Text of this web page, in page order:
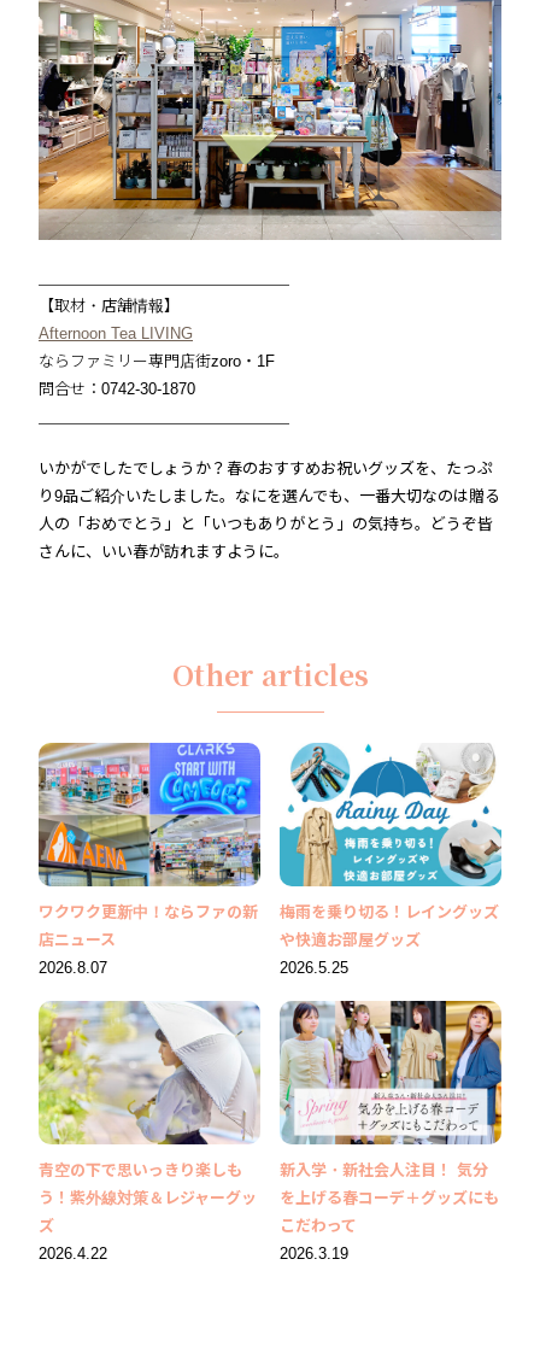
【取材・店舗情報】
Afternoon Tea LIVING
ならファミリー専門店街zoro・1F
問合せ：0742-30-1870
いかがでしたでしょうか？春のおすすめお祝いグッズを、たっぷ
り9品ご紹介いたしました。なにを選んでも、一番大切なのは贈る
人の「おめでとう」と「いつもありがとう」の気持ち。どうぞ皆
さんに、いい春が訪れますように。
Other articles
ワクワク更新中！ならファの新
店ニュース
2026.8.07
梅雨を乗り切る！レイングッズ
や快適お部屋グッズ
2026.5.25
青空の下で思いっきり楽しも
う！紫外線対策＆レジャーグッ
ズ
2026.4.22
新入学・新社会人注目！ 気分
を上げる春コーデ＋グッズにも
こだわって
2026.3.19